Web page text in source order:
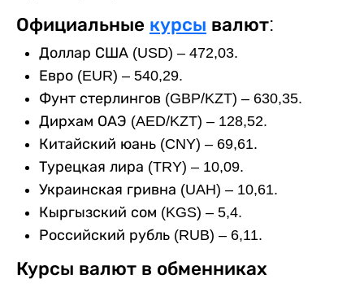
Официальные курсы валют:
Доллар США (USD) – 472,03.
Евро (EUR) – 540,29.
Фунт стерлингов (GBP/KZT) – 630,35.
Дирхам ОАЭ (AED/KZT) – 128,52.
Китайский юань (CNY) – 69,61.
Турецкая лира (TRY) – 10,09.
Украинская гривна (UAH) – 10,61.
Кыргызский сом (KGS) – 5,4.
Российский рубль (RUB) – 6,11.
Курсы валют в обменниках